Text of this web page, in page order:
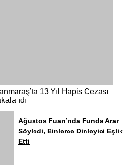
13 Yıl Hapis Cezası
Ağustos Fuarı’nda Funda Arar
Söyledi, Binlerce Dinleyici Eşlik
Etti